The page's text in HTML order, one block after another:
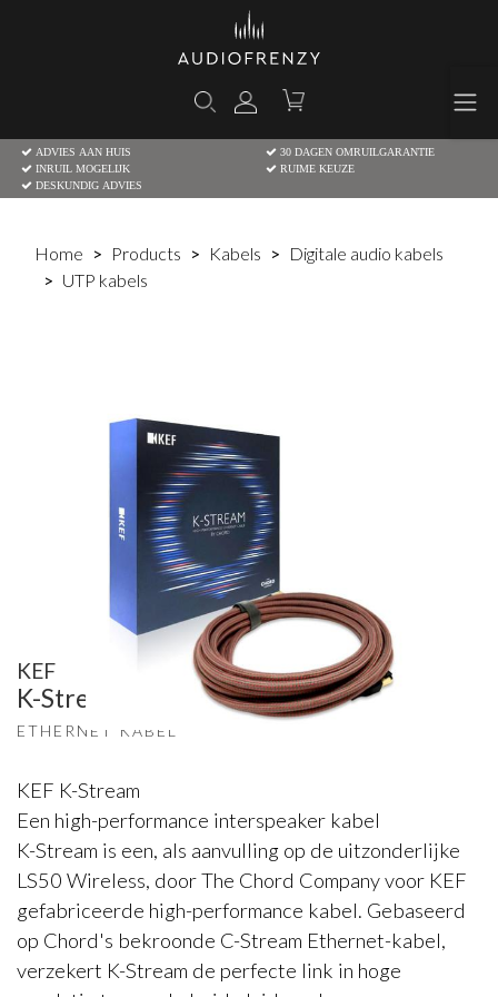
ADVIES AAN HUIS
30 DAGEN OMRUILGARANTIE
INRUIL MOGELIJK
RUIME KEUZE
DESKUNDIG ADVIES
Home Products Kabels
Digitale audio kabels
UTP kabels
KEF
K-Stream
ETHERNET KABEL
KEF K-Stream
Een high-performance interspeaker kabel
K-Stream is een, als aanvulling op de uitzonderlijke
LS50 Wireless, door The Chord Company voor KEF
gefabriceerde high-performance kabel. Gebaseerd
op Chord's bekroonde C-Stream Ethernet-kabel,
verzekert K-Stream de perfecte link in hoge